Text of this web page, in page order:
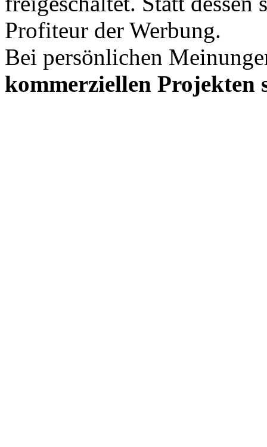
Profiteur der Werbung.
Bei persönlichen
kommerziellen Projekten